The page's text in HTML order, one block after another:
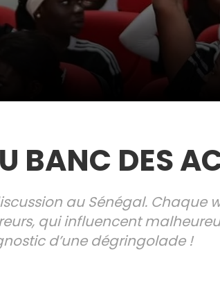
BANC DES
au Sénégal. Chaque
qui influencent
d’une dégringolade !